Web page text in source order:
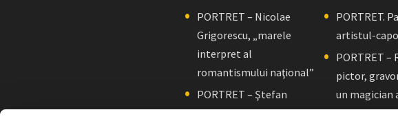
PORTRET – Nicolae
Grigorescu, „marele
interpret al
romantismului naţional”
PORTRET – Ştefan
Luchian, „un zugrav”
PORTRET.
artistul-
PORTRET –
pictor,
un magician